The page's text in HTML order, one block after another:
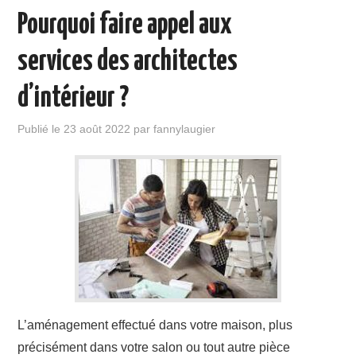
Pourquoi faire appel aux
services des architectes
d’intérieur ?
Publié le 23 août 2022 parfannylaugier
L’aménagement effectué dans votre maison, plus
précisément dans votre salon ou tout autre pièce